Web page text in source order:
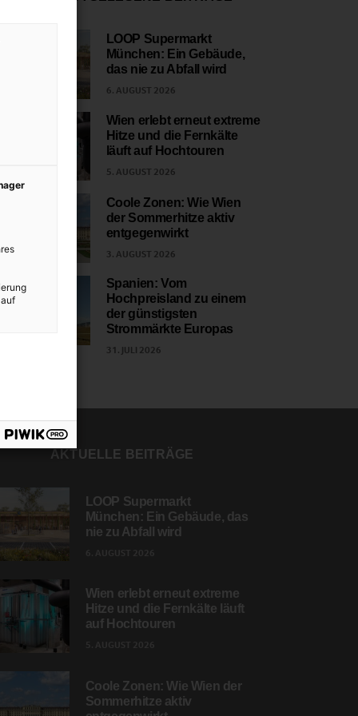
LOOP Supermarkt
München: Ein Gebäude,
das nie zu Abfall wird
6. AUGUST 2026
Wien erlebt erneut extreme
Hitze und die Fernkälte
läuft auf Hochtouren
5. AUGUST 2026
Coole Zonen: Wie Wien
der Sommerhitze aktiv
entgegenwirkt
3. AUGUST 2026
Spanien: Vom
Hochpreisland zu einem
der günstigsten
Strommärkte Europas
31. JULI 2026
AKTUELLE BEITRÄGE
LOOP Supermarkt
München: Ein Gebäude, das
nie zu Abfall wird
Wien erlebt erneut extreme
Hitze und die Fernkälte läuft
auf Hochtouren
Coole Zonen: Wie Wien der
Sommerhitze aktiv